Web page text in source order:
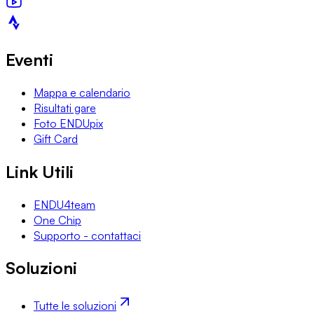
Eventi
Mappa e calendario
Risultati gare
Foto ENDUpix
Gift Card
Link Utili
ENDU4team
One Chip
Supporto - contattaci
Soluzioni
Tutte le soluzioni